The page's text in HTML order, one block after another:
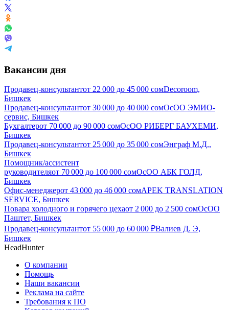
Вакансии дня
Продавец-консультантот 22 000 до 45 000 сомDecoroom,
Бишкек
Продавец-консультантот 30 000 до 40 000 сомОсОО ЭМИО-
сервис, Бишкек
Бухгалтерот 70 000 до 90 000 сомОсОО РИБЕРГ БАУХЕМИ,
Бишкек
Продавец-консультантот 25 000 до 35 000 сомЭнграф М.Д.,
Бишкек
Помощник/ассистент
руководителяот 70 000 до 100 000 сомОсОО АБК ГОЛД,
Бишкек
Офис-менеджерот 43 000 до 46 000 сомAPEK TRANSLATION
SERVICE, Бишкек
Повара холодного и горячего цехаот 2 000 до 2 500 сомОсОО
Паштет, Бишкек
Продавец-консультантот 55 000 до 60 000 ₽Валиев Д. Э,
Бишкек
HeadHunter
О компании
Помощь
Наши вакансии
Реклама на сайте
Требования к ПО